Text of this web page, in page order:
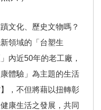
文化、歷史文物嗎？
領域的「台塑生
內近50年的老工廠，
體驗」為主題的生活
，不但將藉以扭轉彰
康生活之發展，共同